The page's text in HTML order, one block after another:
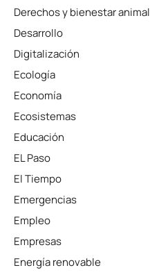
Derechos y bienestar animal
Desarrollo
Digitalización
Ecología
Economía
Ecosistemas
Educación
EL Paso
El Tiempo
Emergencias
Empleo
Empresas
Energía renovable